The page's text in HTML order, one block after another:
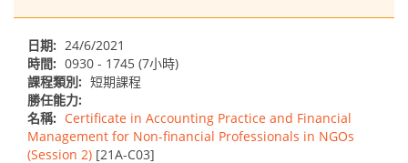
日期: 24/6/2021
時間: 0930 - 1745 (7小時)
課程類別: 短期課程
勝任能力:
名稱: Certificate in Accounting Practice and Financial
Management for Non-financial Professionals in NGOs
(Session 2) [21A-C03]